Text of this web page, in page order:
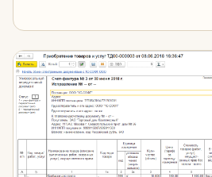
УПД от поставщика в 1С